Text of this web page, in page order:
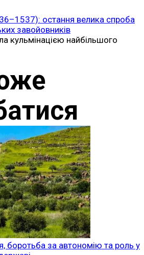
остання велика спроба
завойовників
кульмінацією найбільшого
боротьба за автономію та роль у